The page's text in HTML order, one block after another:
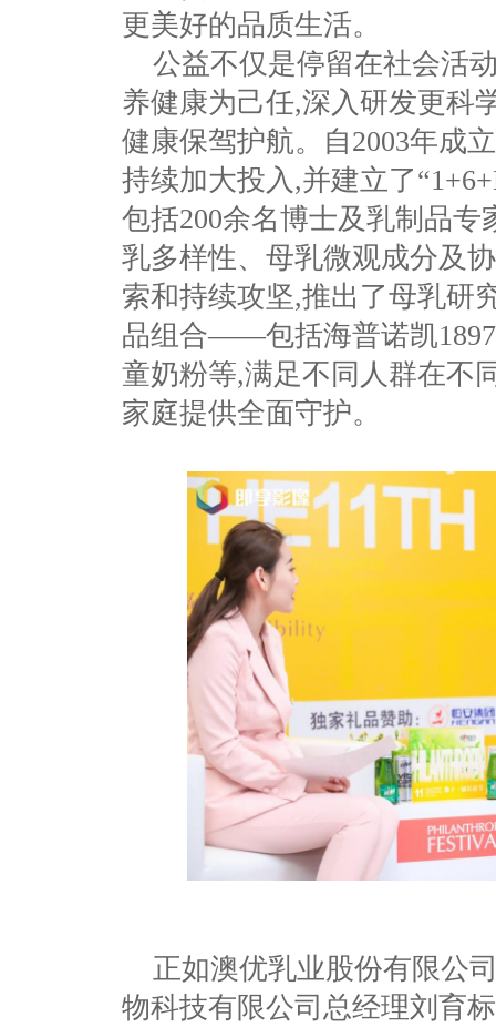
更美好的品质生活。
公益不仅是停留在社会活
养健康为己任,深入研发更科
健康保驾护航。
自2003年成
持续加大投入,并建立了
包括200余名博士及乳制品
乳多样性、母乳微观成分及
索和持续攻坚,推出了母乳研
品组合——包括海普诺凯
童奶粉等,满足不同人群在不
家庭提供全面守护。
正如澳优乳业股份有限公
物科技有限公司总经理刘育